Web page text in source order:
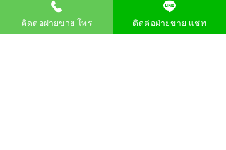
ติดต่อฝ่ายขาย โทร ติดต่อฝ่ายขาย แชท